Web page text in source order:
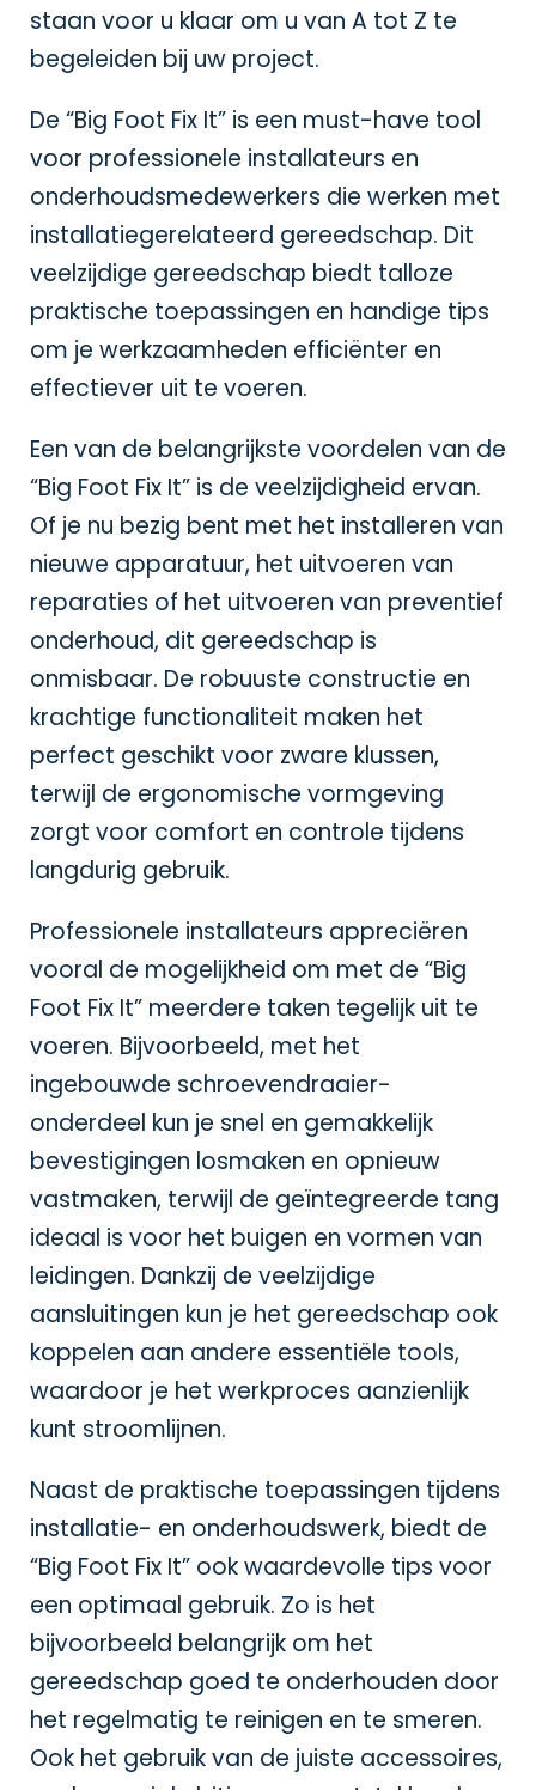
staan voor u klaar om u van A tot Z te
begeleiden bij uw project.
De “Big Foot Fix It” is een must-have tool
voor professionele installateurs en
onderhoudsmedewerkers die werken met
installatiegerelateerd gereedschap. Dit
veelzijdige gereedschap biedt talloze
praktische toepassingen en handige tips
om je werkzaamheden efficiënter en
effectiever uit te voeren.
Een van de belangrijkste voordelen van de
“Big Foot Fix It” is de veelzijdigheid ervan.
Of je nu bezig bent met het installeren van
nieuwe apparatuur, het uitvoeren van
reparaties of het uitvoeren van preventief
onderhoud, dit gereedschap is
onmisbaar. De robuuste constructie en
krachtige functionaliteit maken het
perfect geschikt voor zware klussen,
terwijl de ergonomische vormgeving
zorgt voor comfort en controle tijdens
langdurig gebruik.
Professionele installateurs appreciëren
vooral de mogelijkheid om met de “Big
Foot Fix It” meerdere taken tegelijk uit te
voeren. Bijvoorbeeld, met het
ingebouwde schroevendraaier-
onderdeel kun je snel en gemakkelijk
bevestigingen losmaken en opnieuw
vastmaken, terwijl de geïntegreerde tang
ideaal is voor het buigen en vormen van
leidingen. Dankzij de veelzijdige
aansluitingen kun je het gereedschap ook
koppelen aan andere essentiële tools,
waardoor je het werkproces aanzienlijk
kunt stroomlijnen.
Naast de praktische toepassingen tijdens
installatie- en onderhoudswerk, biedt de
“Big Foot Fix It” ook waardevolle tips voor
een optimaal gebruik. Zo is het
bijvoorbeeld belangrijk om het
gereedschap goed te onderhouden door
het regelmatig te reinigen en te smeren.
Ook het gebruik van de juiste accessoires,